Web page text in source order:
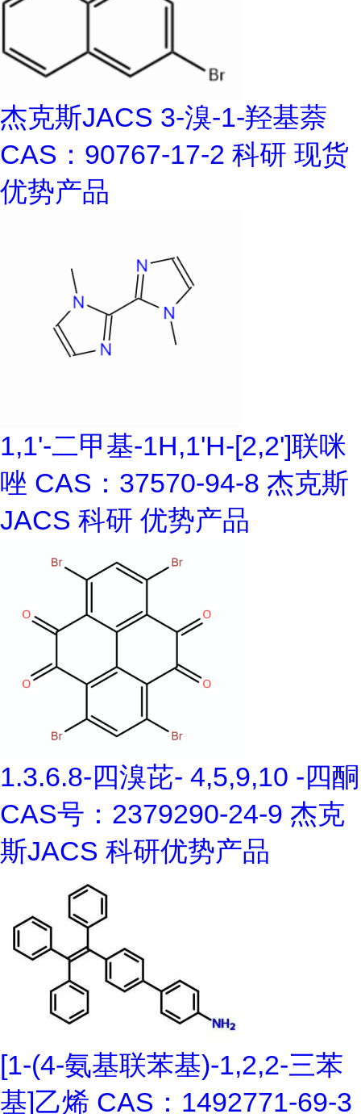
杰克斯JACS 3-溴-1-羟基萘
CAS：90767-17-2 科研 现货
优势产品
1,1'-二甲基-1H,1'H-[2,2']联咪
唑 CAS：37570-94-8 杰克斯
JACS 科研 优势产品
1.3.6.8-四溴芘- 4,5,9,10 -四酮
CAS号：2379290-24-9 杰克
斯JACS 科研优势产品
[1-(4-氨基联苯基)-1,2,2-三苯
基]乙烯 CAS：1492771-69-3